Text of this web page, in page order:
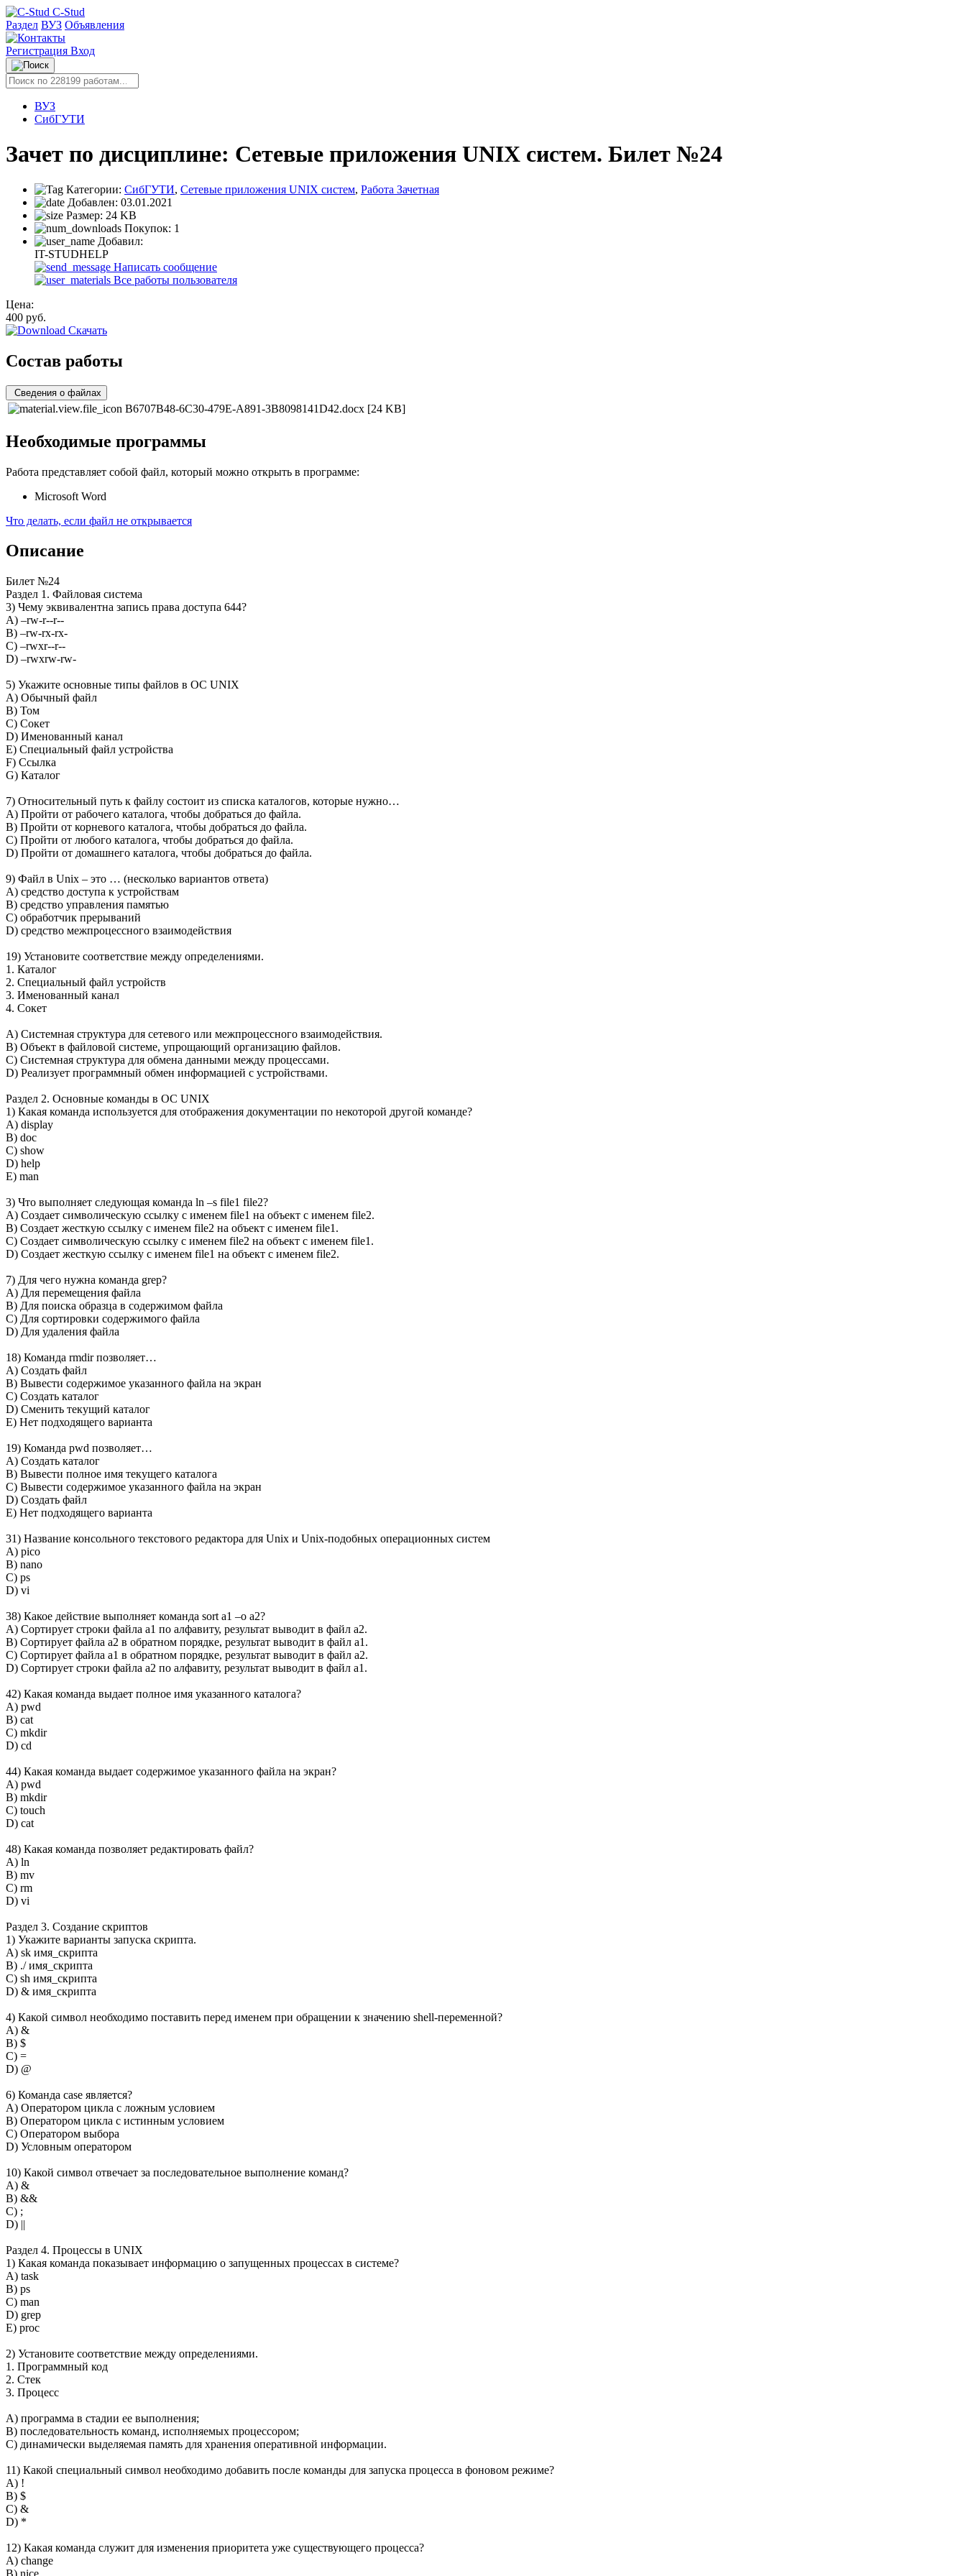
C-Stud
Раздел ВУЗ Объявления
Регистрация Вход
ВУЗ
СибГУТИ
Зачет по дисциплине: Сетевые приложения UNIX систем. Билет №24
Категории: СибГУТИ, Сетевые приложения UNIX систем, Работа Зачетная
Добавлен: 03.01.2021
Размер: 24 KB
Покупок: 1
Добавил:
IT-STUDHELP
Написать сообщение
Все работы пользователя
Цена:
400 руб.
Скачать
Состав работы
Сведения о файлах
B6707B48-6C30-479E-A891-3B8098141D42.docx [24 KB]
Необходимые программы
Работа представляет собой файл, который можно открыть в программе:
Microsoft Word
Что делать, если файл не открывается
Описание
Билет №24
Раздел 1. Файловая система
3) Чему эквивалентна запись права доступа 644?
A) –rw-r--r--
B) –rw-rx-rx-
C) –rwxr--r--
D) –rwxrw-rw-
5) Укажите основные типы файлов в ОС UNIX
A) Обычный файл
B) Том
C) Сокет
D) Именованный канал
E) Специальный файл устройства
F) Ссылка
G) Каталог
7) Относительный путь к файлу состоит из списка каталогов, которые нужно…
A) Пройти от рабочего каталога, чтобы добраться до файла.
B) Пройти от корневого каталога, чтобы добраться до файла.
C) Пройти от любого каталога, чтобы добраться до файла.
D) Пройти от домашнего каталога, чтобы добраться до файла.
9) Файл в Unix – это … (несколько вариантов ответа)
A) средство доступа к устройствам
B) средство управления памятью
C) обработчик прерываний
D) средство межпроцессного взаимодействия
19) Установите соответствие между определениями.
1. Каталог
2. Специальный файл устройств
3. Именованный канал
4. Сокет
A) Системная структура для сетевого или межпроцессного взаимодействия.
B) Объект в файловой системе, упрощающий организацию файлов.
C) Системная структура для обмена данными между процессами.
D) Реализует программный обмен информацией с устройствами.
Раздел 2. Основные команды в ОС UNIX
1) Какая команда используется для отображения документации по некоторой другой команде?
A) display
B) doc
C) show
D) help
E) man
3) Что выполняет следующая команда ln –s file1 file2?
A) Создает символическую ссылку с именем file1 на объект с именем file2.
B) Создает жесткую ссылку с именем file2 на объект с именем file1.
C) Создает символическую ссылку с именем file2 на объект с именем file1.
D) Создает жесткую ссылку с именем file1 на объект с именем file2.
7) Для чего нужна команда grep?
A) Для перемещения файла
B) Для поиска образца в содержимом файла
C) Для сортировки содержимого файла
D) Для удаления файла
18) Команда rmdir позволяет…
A) Создать файл
B) Вывести содержимое указанного файла на экран
C) Создать каталог
D) Сменить текущий каталог
E) Нет подходящего варианта
19) Команда pwd позволяет…
A) Создать каталог
B) Вывести полное имя текущего каталога
C) Вывести содержимое указанного файла на экран
D) Создать файл
E) Нет подходящего варианта
31) Название консольного текстового редактора для Unix и Unix-подобных операционных систем
A) pico
B) nano
C) ps
D) vi
38) Какое действие выполняет команда sort a1 –o a2?
A) Сортирует строки файла a1 по алфавиту, результат выводит в файл a2.
B) Сортирует файла a2 в обратном порядке, результат выводит в файл a1.
C) Сортирует файла a1 в обратном порядке, результат выводит в файл a2.
D) Сортирует строки файла a2 по алфавиту, результат выводит в файл a1.
42) Какая команда выдает полное имя указанного каталога?
A) pwd
B) cat
C) mkdir
D) cd
44) Какая команда выдает содержимое указанного файла на экран?
A) pwd
B) mkdir
C) touch
D) cat
48) Какая команда позволяет редактировать файл?
A) ln
B) mv
C) rm
D) vi
Раздел 3. Создание скриптов
1) Укажите варианты запуска скрипта.
A) sk имя_скрипта
B) ./ имя_скрипта
C) sh имя_скрипта
D) & имя_скрипта
4) Какой символ необходимо поставить перед именем при обращении к значению shell-переменной?
A) &
B) $
C) =
D) @
6) Команда case является?
A) Оператором цикла с ложным условием
B) Оператором цикла с истинным условием
C) Оператором выбора
D) Условным оператором
10) Какой символ отвечает за последовательное выполнение команд?
A) &
B) &&
C) ;
D) ||
Раздел 4. Процессы в UNIX
1) Какая команда показывает информацию о запущенных процессах в системе?
A) task
B) ps
C) man
D) grep
E) proc
2) Установите соответствие между определениями.
1. Программный код
2. Стек
3. Процесс
A) программа в стадии ее выполнения;
B) последовательность команд, исполняемых процессором;
C) динамически выделяемая память для хранения оперативной информации.
11) Какой специальный символ необходимо добавить после команды для запуска процесса в фоновом режиме?
A) !
B) $
C) &
D) *
12) Какая команда служит для изменения приоритета уже существующего процесса?
A) change